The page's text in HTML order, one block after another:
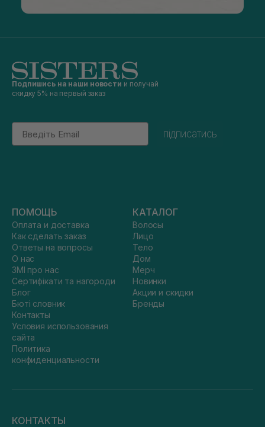
Подпишись на наши новости и получай
скидку 5% на первый заказ
Email
підписатись
ПОМОЩЬ
Оплата и доставка
Как сделать заказ
Ответы на вопросы
О нас
ЗМІ про нас
Сертифікати та нагороди
Блог
Бюті словник
Контакты
Условия использования
сайта
Политика
конфиденциальности
КАТАЛОГ
Волосы
Лицо
Тело
Дом
Мерч
Новинки
Акции и скидки
Бренды
КОНТАКТЫ